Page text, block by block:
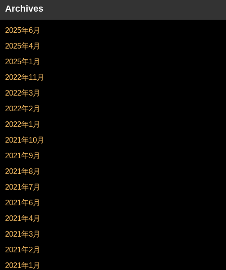
Archives
2025年6月
2025年4月
2025年1月
2022年11月
2022年3月
2022年2月
2022年1月
2021年10月
2021年9月
2021年8月
2021年7月
2021年6月
2021年4月
2021年3月
2021年2月
2021年1月